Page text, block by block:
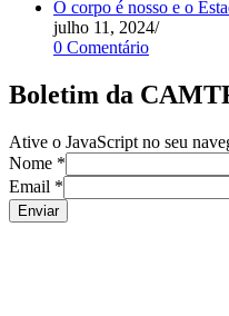
O corpo é nosso e o
julho 11, 2024/
0 Comentário
Boletim da
Ative o JavaScript no seu
Nome *
Email *
Enviar